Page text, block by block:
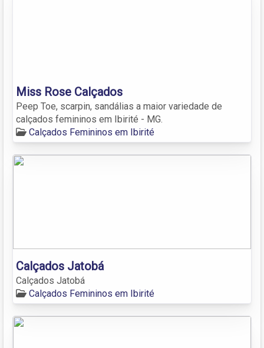
Miss Rose Calçados
Peep Toe, scarpin, sandálias a maior variedade de
calçados femininos em Ibirité - MG.
Calçados Femininos em Ibirité
Calçados Jatobá
Calçados Jatobá
Calçados Femininos em Ibirité